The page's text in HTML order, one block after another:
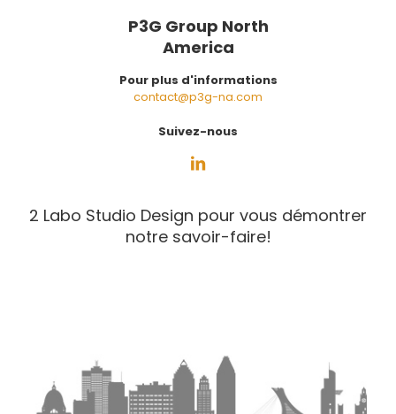
P3G Group North
America
Pour plus d'informations
contact@p3g-na.com
Suivez-nous
2 Labo Studio Design pour vous démontrer
notre savoir-faire!